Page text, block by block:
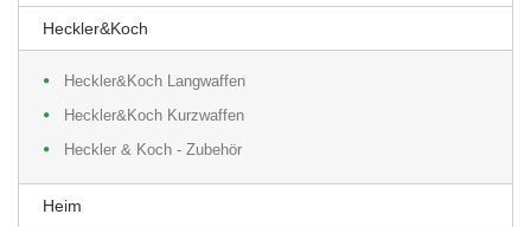
Heckler&Koch
Heckler&Koch Langwaffen
Heckler&Koch Kurzwaffen
Heckler & Koch - Zubehör
Heim